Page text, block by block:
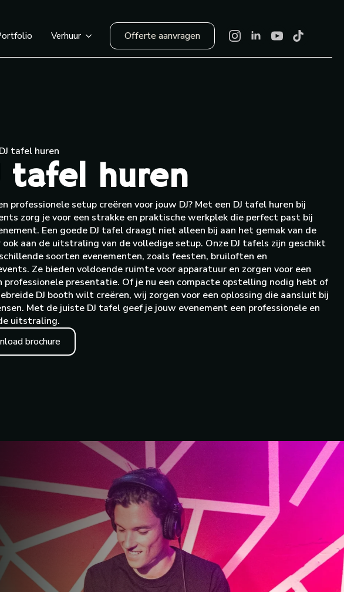
Verhuur Offerte aanvragen
DJ tafel huren
tafel huren
professionele setup creëren voor jouw DJ? Met een DJ tafel huren bij
zorg je voor een strakke en praktische werkplek die perfect past bij
Een goede DJ tafel draagt niet alleen bij aan het gemak van de
ook aan de uitstraling van de volledige setup. Onze DJ tafels zijn geschikt
soorten evenementen, zoals feesten, bruiloften en
Ze bieden voldoende ruimte voor apparatuur en zorgen voor een
professionele presentatie. Of je nu een compacte opstelling nodig hebt of
DJ booth wilt creëren, wij zorgen voor een oplossing die aansluit bij
Met de juiste DJ tafel geef je jouw evenement een professionele en
uitstraling.
brochure